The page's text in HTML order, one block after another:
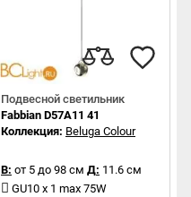
Подвесной светильник
Fabbian D57A11 41
Коллекция: Beluga Colour
В: от 5 до 98 см Д: 11.6 см
GU10 x 1 max 75W